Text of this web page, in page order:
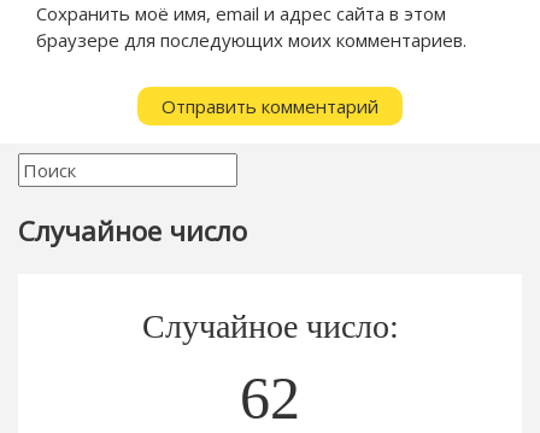
Сохранить моё имя, email и адрес сайта в этом
браузере для последующих моих комментариев.
Случайное число
Случайное число:
62